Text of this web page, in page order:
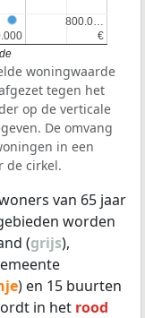
€
€
800.0…
800.0…
woningwaarde
tegen het
op de verticale
De omvang
in een
de cirkel.
van 65 jaar
worden
(grijs),
) en 15 buurten
in het rood